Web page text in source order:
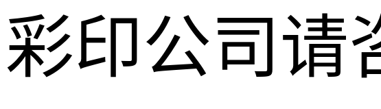
彩印公司请